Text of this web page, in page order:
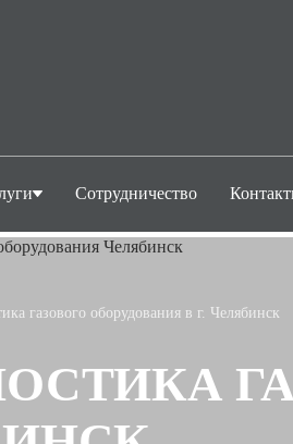
Сотрудничество
газового оборудования в г. Челябинск